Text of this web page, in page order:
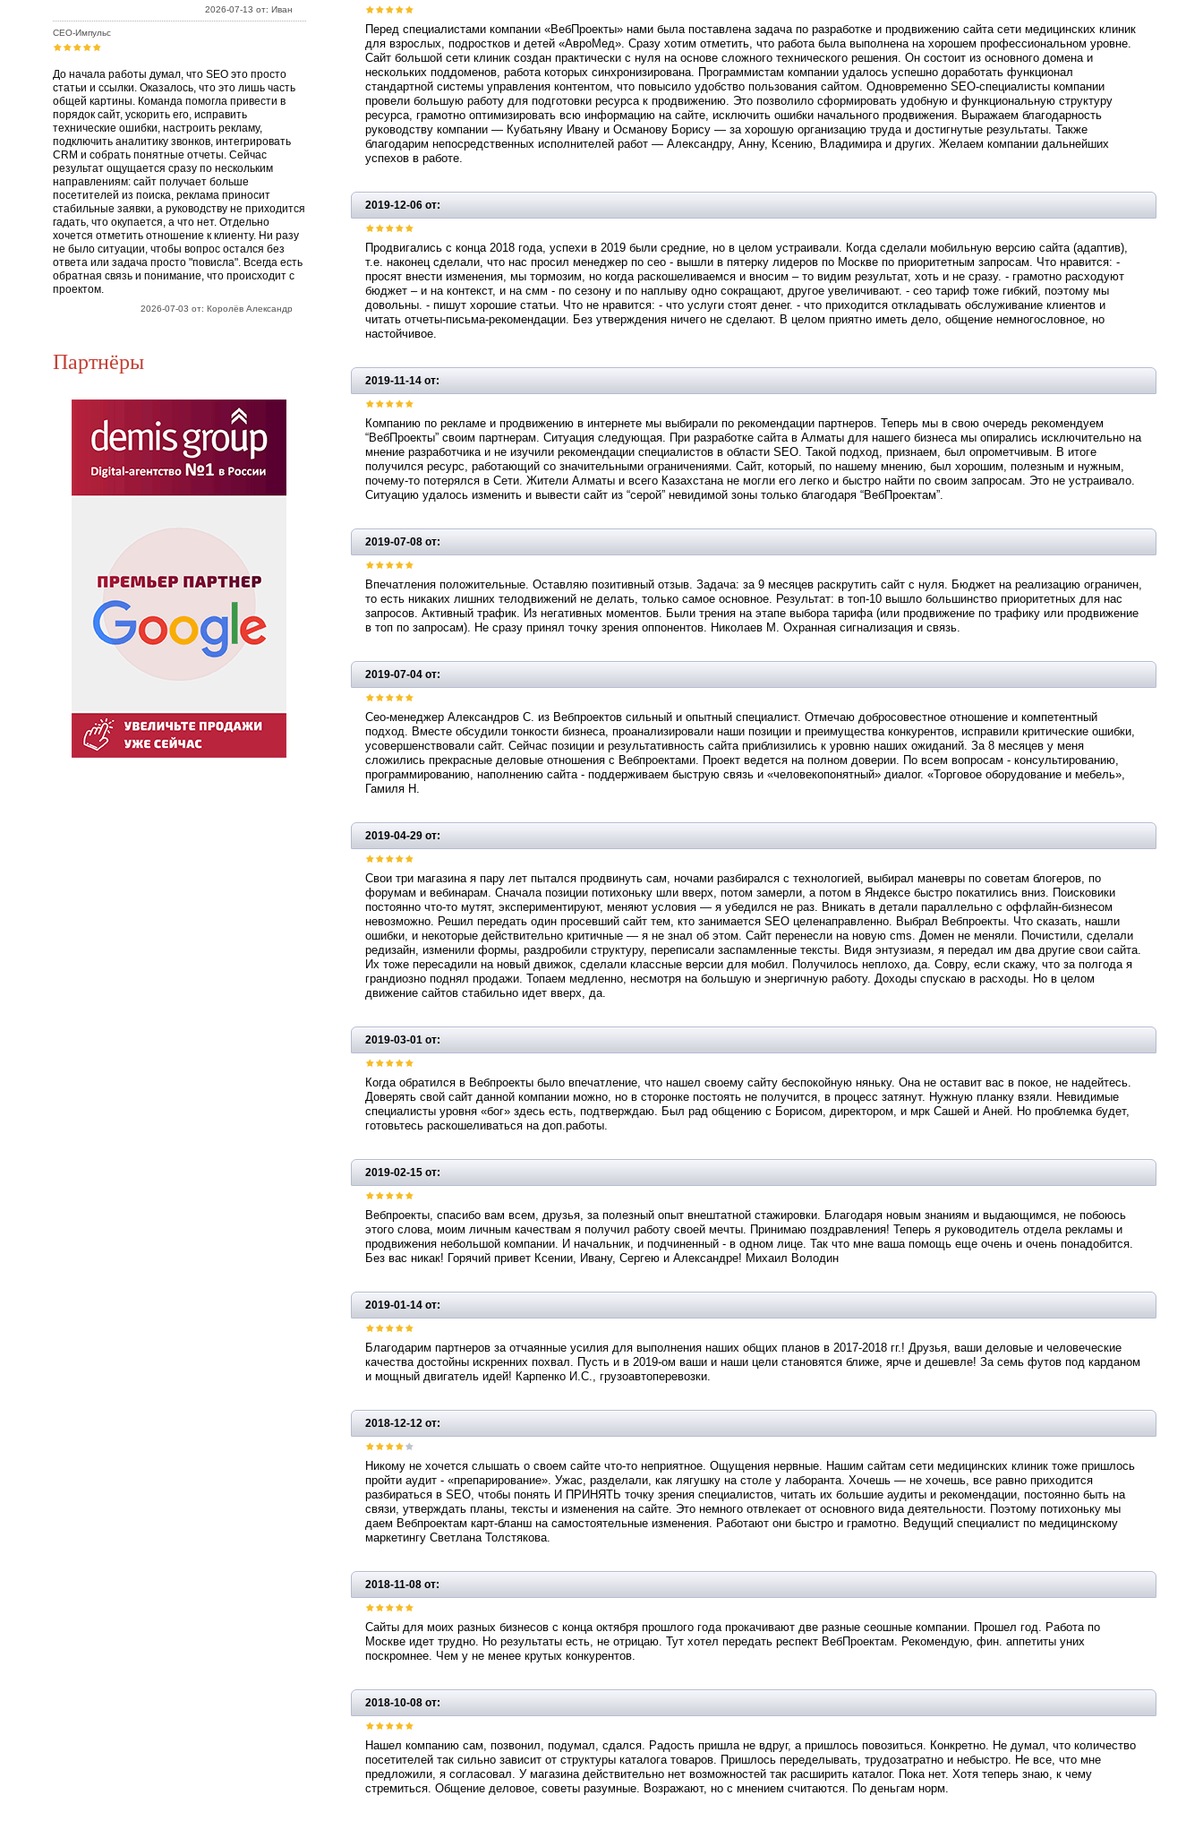
2026-07-13 от: Иван
СЕО-Импульс
До начала работы думал, что SEO это просто
статьи и ссылки. Оказалось, что это лишь часть
общей картины. Команда помогла привести в
порядок сайт, ускорить его, исправить
технические ошибки, настроить рекламу,
подключить аналитику звонков, интегрировать
CRM и собрать понятные отчеты. Сейчас
результат ощущается сразу по нескольким
направлениям: сайт получает больше
посетителей из поиска, реклама приносит
стабильные заявки, а руководству не приходится
гадать, что окупается, а что нет. Отдельно
хочется отметить отношение к клиенту. Ни разу
не было ситуации, чтобы вопрос остался без
ответа или задача просто "повисла". Всегда есть
обратная связь и понимание, что происходит с
проектом.
2026-07-03 от: Королёв Александр
Партнёры
Перед специалистами компании «ВебПроекты» нами была поставлена задача по разработке и продвижению сайта сети медицинских клиник
для взрослых, подростков и детей «АвроМед». Сразу хотим отметить, что работа была выполнена на хорошем профессиональном уровне.
Сайт большой сети клиник создан практически с нуля на основе сложного технического решения. Он состоит из основного домена и
нескольких поддоменов, работа которых синхронизирована. Программистам компании удалось успешно доработать функционал
стандартной системы управления контентом, что повысило удобство пользования сайтом. Одновременно SEO-специалисты компании
провели большую работу для подготовки ресурса к продвижению. Это позволило сформировать удобную и функциональную структуру
ресурса, грамотно оптимизировать всю информацию на сайте, исключить ошибки начального продвижения. Выражаем благодарность
руководству компании — Кубатьяну Ивану и Османову Борису — за хорошую организацию труда и достигнутые результаты. Также
благодарим непосредственных исполнителей работ — Александру, Анну, Ксению, Владимира и других. Желаем компании дальнейших
успехов в работе.
2019-12-06 от:
Продвигались с конца 2018 года, успехи в 2019 были средние, но в целом устраивали. Когда сделали мобильную версию сайта (адаптив),
т.е. наконец сделали, что нас просил менеджер по сео - вышли в пятерку лидеров по Москве по приоритетным запросам. Что нравится: -
просят внести изменения, мы тормозим, но когда раскошеливаемся и вносим – то видим результат, хоть и не сразу. - грамотно расходуют
бюджет – и на контекст, и на смм - по сезону и по наплыву одно сокращают, другое увеличивают. - сео тариф тоже гибкий, поэтому мы
довольны. - пишут хорошие статьи. Что не нравится: - что услуги стоят денег. - что приходится откладывать обслуживание клиентов и
читать отчеты-письма-рекомендации. Без утверждения ничего не сделают. В целом приятно иметь дело, общение немногословное, но
настойчивое.
2019-11-14 от:
Компанию по рекламе и продвижению в интернете мы выбирали по рекомендации партнеров. Теперь мы в свою очередь рекомендуем
“ВебПроекты” своим партнерам. Ситуация следующая. При разработке сайта в Алматы для нашего бизнеса мы опирались исключительно на
мнение разработчика и не изучили рекомендации специалистов в области SEO. Такой подход, признаем, был опрометчивым. В итоге
получился ресурс, работающий со значительными ограничениями. Сайт, который, по нашему мнению, был хорошим, полезным и нужным,
почему-то потерялся в Сети. Жители Алматы и всего Казахстана не могли его легко и быстро найти по своим запросам. Это не устраивало.
Ситуацию удалось изменить и вывести сайт из “серой” невидимой зоны только благодаря “ВебПроектам”.
2019-07-08 от:
Впечатления положительные. Оставляю позитивный отзыв. Задача: за 9 месяцев раскрутить сайт с нуля. Бюджет на реализацию ограничен,
то есть никаких лишних телодвижений не делать, только самое основное. Результат: в топ-10 вышло большинство приоритетных для нас
запросов. Активный трафик. Из негативных моментов. Были трения на этапе выбора тарифа (или продвижение по трафику или продвижение
в топ по запросам). Не сразу принял точку зрения оппонентов. Николаев М. Охранная сигнализация и связь.
2019-07-04 от:
Сео-менеджер Александров С. из Вебпроектов сильный и опытный специалист. Отмечаю добросовестное отношение и компетентный
подход. Вместе обсудили тонкости бизнеса, проанализировали наши позиции и преимущества конкурентов, исправили критические ошибки,
усовершенствовали сайт. Сейчас позиции и результативность сайта приблизились к уровню наших ожиданий. За 8 месяцев у меня
сложились прекрасные деловые отношения с Вебпроектами. Проект ведется на полном доверии. По всем вопросам - консультированию,
программированию, наполнению сайта - поддерживаем быструю связь и «человекопонятный» диалог. «Торговое оборудование и мебель»,
Гамиля Н.
2019-04-29 от:
Свои три магазина я пару лет пытался продвинуть сам, ночами разбирался с технологией, выбирал маневры по советам блогеров, по
форумам и вебинарам. Сначала позиции потихоньку шли вверх, потом замерли, а потом в Яндексе быстро покатились вниз. Поисковики
постоянно что-то мутят, экспериментируют, меняют условия — я убедился не раз. Вникать в детали параллельно с оффлайн-бизнесом
невозможно. Решил передать один просевший сайт тем, кто занимается SEO целенаправленно. Выбрал Вебпроекты. Что сказать, нашли
ошибки, и некоторые действительно критичные — я не знал об этом. Сайт перенесли на новую cms. Домен не меняли. Почистили, сделали
редизайн, изменили формы, раздробили структуру, переписали заспамленные тексты. Видя энтузиазм, я передал им два другие свои сайта.
Их тоже пересадили на новый движок, сделали классные версии для мобил. Получилось неплохо, да. Совру, если скажу, что за полгода я
грандиозно поднял продажи. Топаем медленно, несмотря на большую и энергичную работу. Доходы спускаю в расходы. Но в целом
движение сайтов стабильно идет вверх, да.
2019-03-01 от:
Когда обратился в Вебпроекты было впечатление, что нашел своему сайту беспокойную няньку. Она не оставит вас в покое, не надейтесь.
Доверять свой сайт данной компании можно, но в сторонке постоять не получится, в процесс затянут. Нужную планку взяли. Невидимые
специалисты уровня «бог» здесь есть, подтверждаю. Был рад общению с Борисом, директором, и мрк Сашей и Аней. Но проблемка будет,
готовьтесь раскошеливаться на доп.работы.
2019-02-15 от:
Вебпроекты, спасибо вам всем, друзья, за полезный опыт внештатной стажировки. Благодаря новым знаниям и выдающимся, не побоюсь
этого слова, моим личным качествам я получил работу своей мечты. Принимаю поздравления! Теперь я руководитель отдела рекламы и
продвижения небольшой компании. И начальник, и подчиненный - в одном лице. Так что мне ваша помощь еще очень и очень понадобится.
Без вас никак! Горячий привет Ксении, Ивану, Сергею и Александре! Михаил Володин
2019-01-14 от:
Благодарим партнеров за отчаянные усилия для выполнения наших общих планов в 2017-2018 гг.! Друзья, ваши деловые и человеческие
качества достойны искренних похвал. Пусть и в 2019-ом ваши и наши цели становятся ближе, ярче и дешевле! За семь футов под карданом
и мощный двигатель идей! Карпенко И.С., грузоавтоперевозки.
2018-12-12 от:
Никому не хочется слышать о своем сайте что-то неприятное. Ощущения нервные. Нашим сайтам сети медицинских клиник тоже пришлось
пройти аудит - «препарирование». Ужас, разделали, как лягушку на столе у лаборанта. Хочешь — не хочешь, все равно приходится
разбираться в SEO, чтобы понять И ПРИНЯТЬ точку зрения специалистов, читать их большие аудиты и рекомендации, постоянно быть на
связи, утверждать планы, тексты и изменения на сайте. Это немного отвлекает от основного вида деятельности. Поэтому потихоньку мы
даем Вебпроектам карт-бланш на самостоятельные изменения. Работают они быстро и грамотно. Ведущий специалист по медицинскому
маркетингу Светлана Толстякова.
2018-11-08 от:
Сайты для моих разных бизнесов с конца октября прошлого года прокачивают две разные сеошные компании. Прошел год. Работа по
Москве идет трудно. Но результаты есть, не отрицаю. Тут хотел передать респект ВебПроектам. Рекомендую, фин. аппетиты уних
поскромнее. Чем у не менее крутых конкурентов.
2018-10-08 от:
Нашел компанию сам, позвонил, подумал, сдался. Радость пришла не вдруг, а пришлось повозиться. Конкретно. Не думал, что количество
посетителей так сильно зависит от структуры каталога товаров. Пришлось переделывать, трудозатратно и небыстро. Не все, что мне
предложили, я согласовал. У магазина действительно нет возможностей так расширить каталог. Пока нет. Хотя теперь знаю, к чему
стремиться. Общение деловое, советы разумные. Возражают, но с мнением считаются. По деньгам норм.